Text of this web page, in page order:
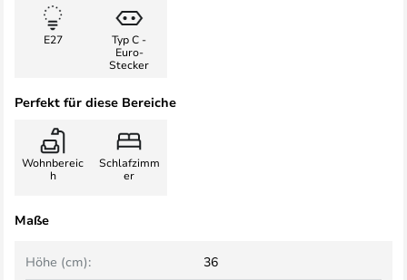
E27
Typ C -
Euro-
Stecker
Perfekt für diese Bereiche
Wohnbereic
h
Schlafzimm
er
Maße
Höhe (cm):
36